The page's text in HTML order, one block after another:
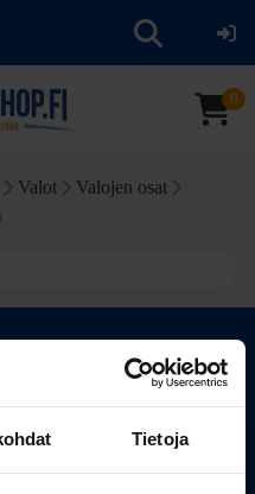
Tietoja
0
Valot
Valojen osat